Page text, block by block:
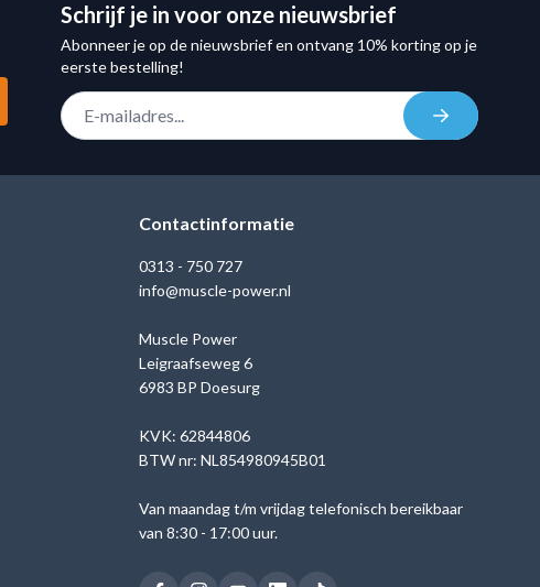
Schrijf je in voor onze nieuwsbrief
Abonneer je op de nieuwsbrief en ontvang 10% korting op je
eerste bestelling!
E-mail adres
Inschrijven
Contactinformatie
0313 - 750 727
info@muscle-power.nl
Muscle Power
Leigraafseweg 6
6983 BP Doesurg
KVK: 62844806
BTW nr: NL854980945B01
Van maandag t/m vrijdag telefonisch bereikbaar
van 8:30 - 17:00 uur.